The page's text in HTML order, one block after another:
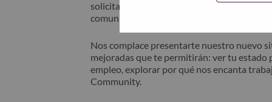
solicitante" en el asunto de su correo
comunicará contigo para obtener asistencia
Nos complace presentarte nuestro nuevo
mejoradas que te permitirán: ver tu estado
empleo, explorar por qué nos encanta
Community.